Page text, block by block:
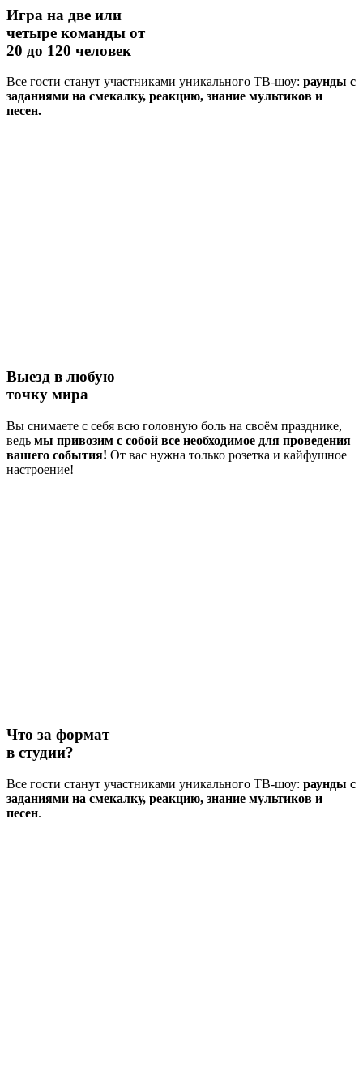
Игра на две или
четыре команды от
20 до 120 человек
Все гости станут участниками уникального ТВ-шоу: раунды с
заданиями на смекалку, реакцию, знание мультиков и
песен.
Выезд в любую
точку мира
Вы снимаете с себя всю головную боль на своём празднике,
ведь мы привозим с собой все необходимое для проведения
вашего события! От вас нужна только розетка и кайфушное
настроение!
Что за формат
в студии?
Все гости станут участниками уникального ТВ-шоу: раунды с
заданиями на смекалку, реакцию, знание мультиков и
песен.